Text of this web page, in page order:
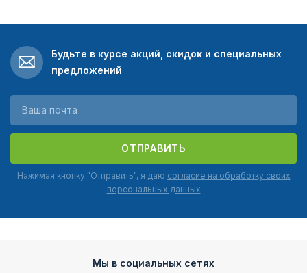
Будьте в курсе акций, скидок и специальных
предложений
ОТПРАВИТЬ
Нажимая кнопку "Отправить", я даю согласие на обработку своих
персональных данных
Мы в социальных сетях